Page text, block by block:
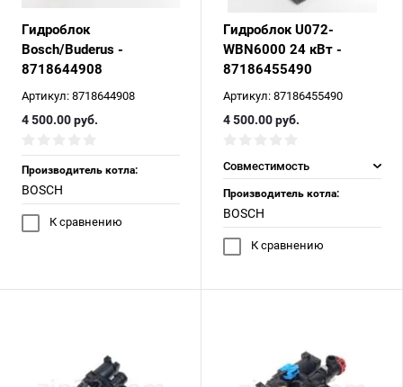
Гидроблок
Bosch/Buderus -
8718644908
Артикул: 8718644908
4 500.00руб.
Производитель котла:
BOSCH
К сравнению
Гидроблок U072-
WBN6000 24 кВт -
87186455490
Артикул: 87186455490
4 500.00руб.
Совместимость
Производитель котла:
BOSCH
К сравнению